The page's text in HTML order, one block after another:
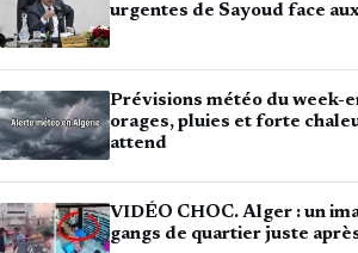
urgentes de Sayoud face
Prévisions météo du week-
orages, pluies et forte
attend
VIDÉO CHOC. Alger : un
gangs de quartier juste